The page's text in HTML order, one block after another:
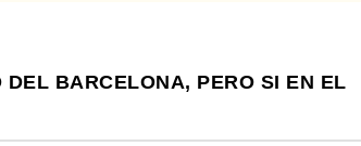
BARCELONA, PERO SI EN EL